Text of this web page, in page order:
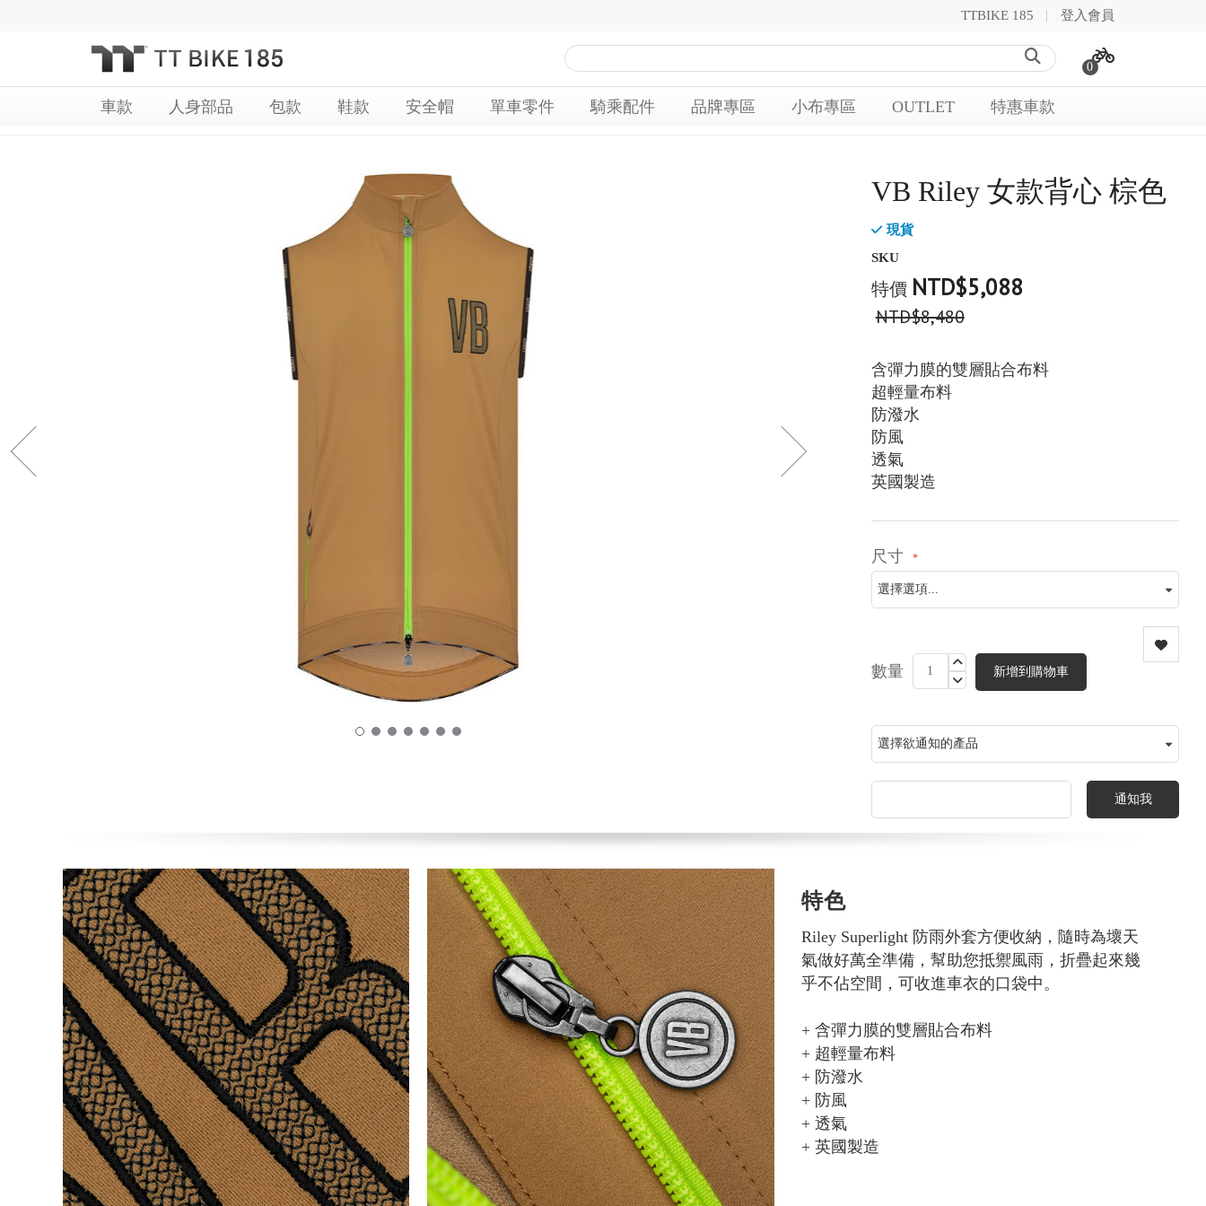
TTBIKE 185 登入會員
過
到
內
容
0
車款 人身部品 包款 鞋款 安全帽 單車零件 騎乘配件 品牌專區 小布專區 OUTLET 特惠車款
VB Riley 女款背心 棕色
現貨
SKU
特價 NTD$5,088
NTD$8,480
含彈力膜的雙層貼合布料
超輕量布料
防潑水
防風
透氣
英國製造
尺寸
數量 新增到購物車
通知我
特色
Riley Superlight 防雨外套方便收納，隨時為壞天
氣做好萬全準備，幫助您抵禦風雨，折疊起來幾
乎不佔空間，可收進車衣的口袋中。
+ 含彈力膜的雙層貼合布料
+ 超輕量布料
+ 防潑水
+ 防風
+ 透氣
+ 英國製造